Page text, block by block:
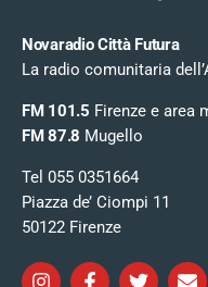
Novaradio Città Futura
La radio comunitaria
FM 101.5 Firenze e area
FM 87.8 Mugello
Tel 055 0351664
Piazza de’ Ciompi 11
50122 Firenze